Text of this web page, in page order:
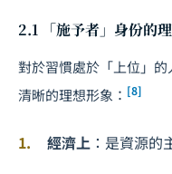
2.1 「施予者」身份的
對於習慣處於「上位」
清晰的理想形象： [8]
經濟上 ：是資源的